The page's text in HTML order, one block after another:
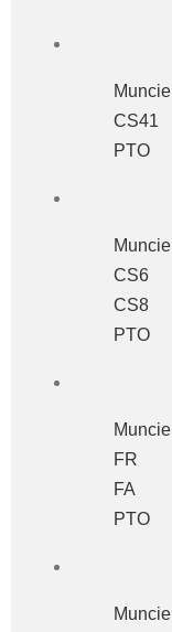
Muncie
CS41
PTO
Muncie
CS6
CS8
PTO
Muncie
FR
FA
PTO
Muncie